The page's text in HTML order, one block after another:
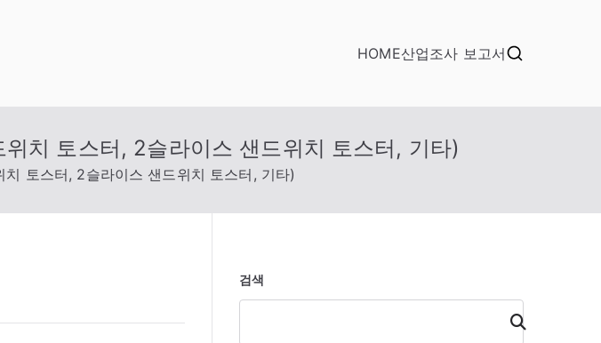
HOME산업조사 보고서
치 토스터, 2슬라이스 샌드위치 토스터, 기타)
토스터, 2슬라이스 샌드위치 토스터, 기타)
검색
검
색